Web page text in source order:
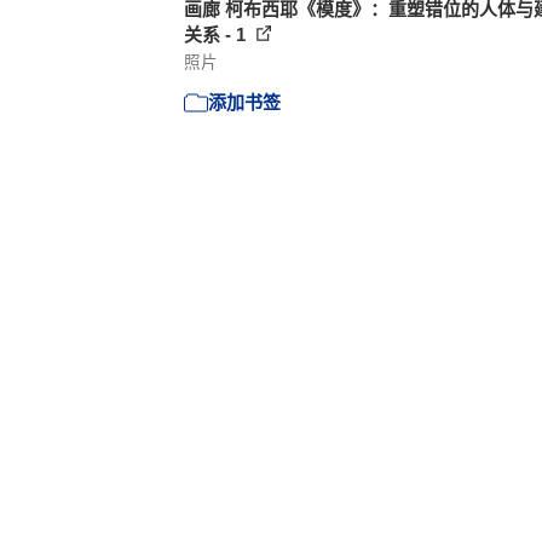
画廊 柯布西耶《模度》：重塑错位的人体与
关系 - 1
照片
添加书签